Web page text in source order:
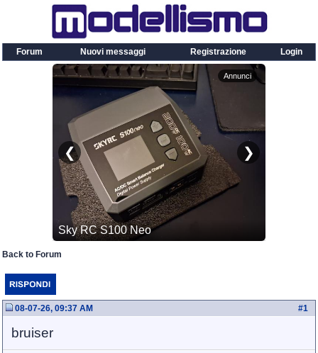
Forum Nuovi messaggi Registrazione Login
Back to Forum
#1
08-07-26, 09:37 AM
bruiser